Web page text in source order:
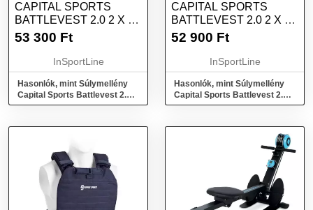
CAPITAL SPORTS
BATTLEVEST 2.0 2 X 4
KG - FEKETE
53 300 Ft
InSportLine
Hasonlók, mint Súlymellény
Capital Sports Battlevest 2.0 2
x 4 kg - fekete
CAPITAL SPORTS
BATTLEVEST 2.0 2 X 4
KG - ZÖLD
52 900 Ft
InSportLine
Hasonlók, mint Súlymellény
Capital Sports Battlevest 2.0 2
x 4 kg - zöld